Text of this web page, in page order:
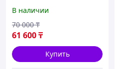
4+/SL 18.9 L
В наличии
61 600₸
70 000 ₸
Купить